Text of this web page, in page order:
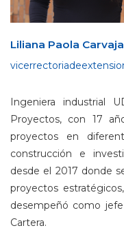
Liliana Paola
Ingeniera industrial
Proyectos, con 17
proyectos en
construcción e
desde el 2017 donde
proyectos
desempeñó como
Cartera.